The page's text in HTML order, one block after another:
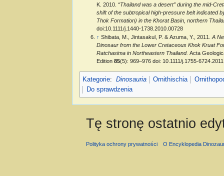
K. 2010. “Thailand was a desert” during the mid-
shift of the subtropical high-pressure belt indicated
Thok Formation) in the Khorat Basin, northern
doi:10.1111/j.1440-1738.2010.00728
↑ Shibata, M., Jintasakul, P. & Azuma, Y., 2011. A
Dinosaur from the Lower Cretaceous Khok Kruat
Ratchasima in Northeastern Thailand. Acta
Edition 85(5): 969–976 doi: 10.1111/j.1755-
Kategorie: Dinosauria Ornithischia
Do sprawdzenia
Tę stronę ostatnio
Polityka ochrony prywatności O Encyklopedia